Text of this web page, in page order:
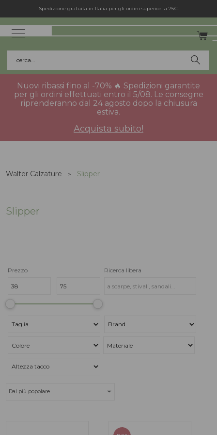
Spedizione gratuita in Italia per gli ordini superiori a 75€.
cerca...
Nuovi ribassi fino al -70% 🔥 Spedizioni garantite
per gli ordini effettuati entro il 5/08. Le consegne
riprenderanno dal 24 agosto dopo la chiusura
estiva.
Acquista subito!
Walter Calzature Slipper
Slipper